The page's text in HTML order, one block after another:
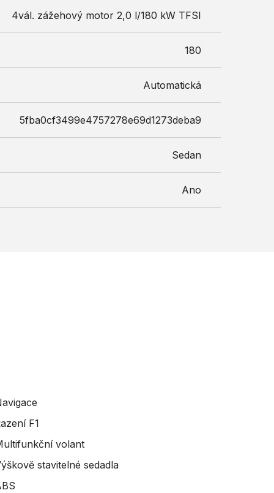
4vál. zážehový motor 2,0 l/180 kW TFSI
180
Automatická
5fba0cf3499e4757278e69d1273deba9
Sedan
Ano
F1
volant
stavitelné sedadla